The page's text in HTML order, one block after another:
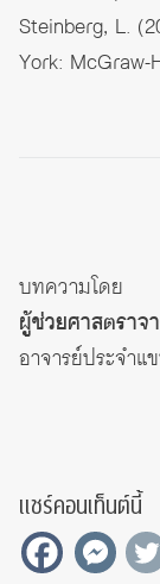
Steinberg, L.
York: McGraw-
บทความโดย
ผู้ช่วยศาสตราจ
อาจารย์ประจำ
แชร์คอนเท็นต์นี้